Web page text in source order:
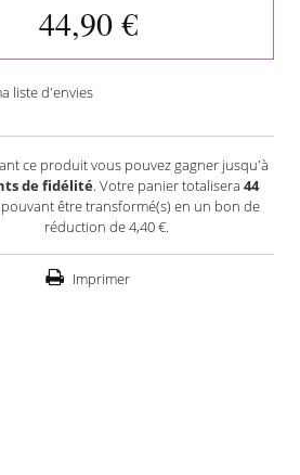
44,90 €
liste d'envies
ce produit vous pouvez gagner jusqu'à
de fidélité. Votre panier totalisera 44
pouvant être transformé(s) en un bon de
réduction de4,40 €.
Imprimer